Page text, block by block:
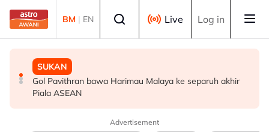
Skip to main content
BM | EN Live Log in
SUKAN
Gol Pavithran bawa Harimau Malaya ke separuh akhir
Piala ASEAN
SUKAN
Aliff Rakib hadiah rumah RM1 juta kepada ibu bapa
DUNIA
Syarikat Minyak Nasional Abu Dhabi terkena serangan
peluru berpandu di Selat Hormuz
Advertisement